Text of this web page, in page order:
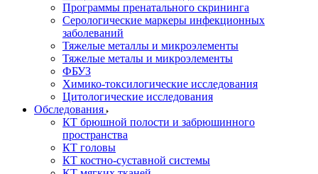
Программы пренатального скрининга
Серологические маркеры инфекционных
заболеваний
Тяжелые металлы и микроэлементы
Тяжелые металы и микроэлементы
ФБУЗ
Химико-токсилогические исследования
Цитологические исследования
Обследования
КТ брюшной полости и забрюшинного
пространства
КТ головы
КТ костно-суставной системы